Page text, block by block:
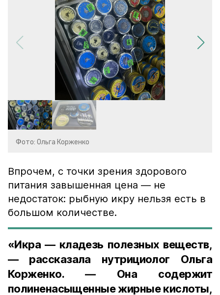
Фото: Ольга Корженко
Впрочем, с точки зрения здорового
питания завышенная цена — не
недостаток: рыбную икру нельзя есть в
большом количестве.
«Икра — кладезь полезных веществ,
— рассказала нутрициолог Ольга
Корженко. — Она содержит
полиненасыщенные жирные кислоты,